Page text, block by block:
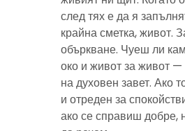
след тях е да я
крайна сметка, живот.
объркване. Чуеш ли
око и живот за живот
на духовен завет. Ако
и отреден за
ако се справиш добре,